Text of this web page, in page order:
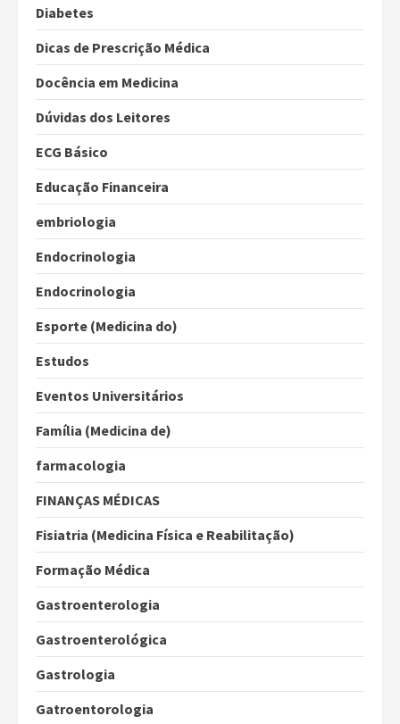
Diabetes
Dicas de Prescrição Médica
Docência em Medicina
Dúvidas dos Leitores
ECG Básico
Educação Financeira
embriologia
Endocrinologia
Endocrinologia
Esporte (Medicina do)
Estudos
Eventos Universitários
Família (Medicina de)
farmacologia
FINANÇAS MÉDICAS
Fisiatria (Medicina Física e Reabilitação)
Formação Médica
Gastroenterologia
Gastroenterológica
Gastrologia
Gatroentorologia